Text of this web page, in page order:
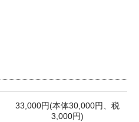
33,000円(本体30,000円、税
3,000円)